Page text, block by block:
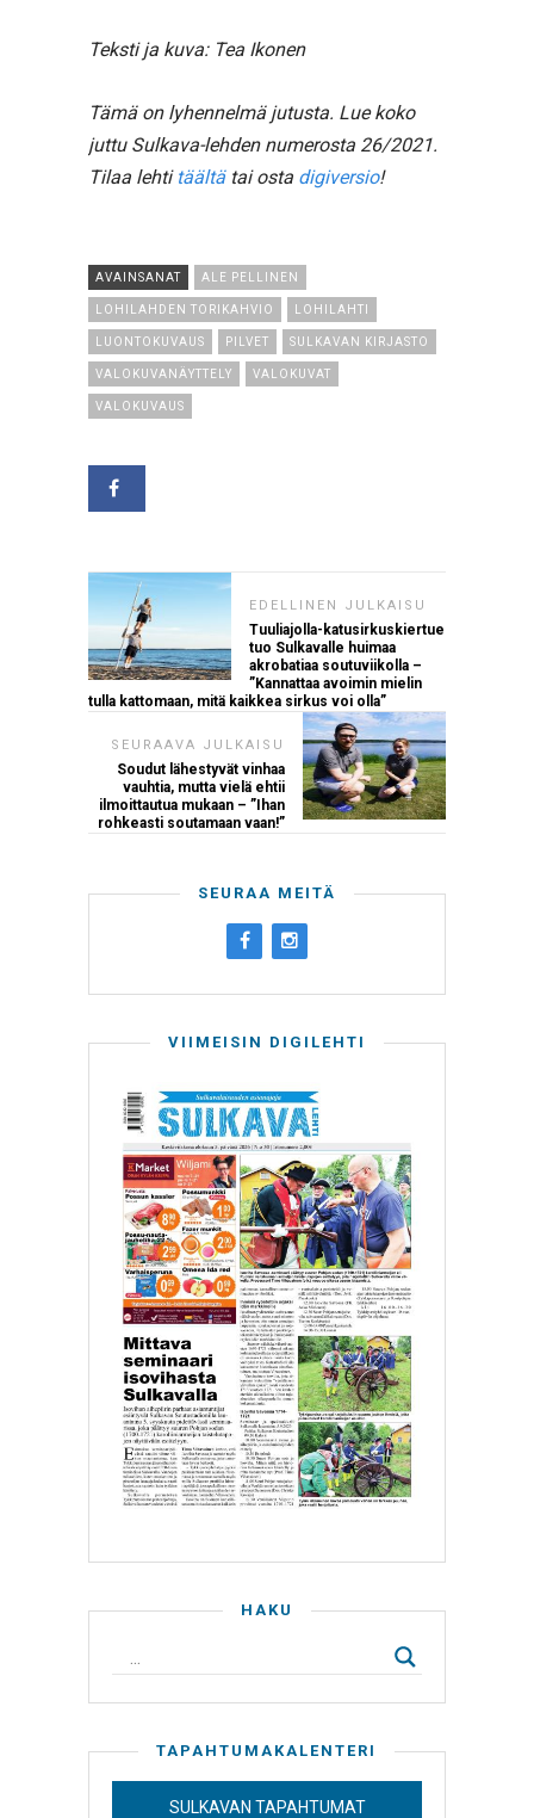
Teksti ja kuva: Tea Ikonen
Tämä on lyhennelmä jutusta. Lue koko
juttu Sulkava-lehden numerosta 26/2021.
Tilaa lehti täältätai osta digiversio!
AVAINSANAT ALE PELLINEN
LOHILAHDEN TORIKAHVIO LOHILAHTI
LUONTOKUVAUS PILVET SULKAVAN KIRJASTO
VALOKUVANÄYTTELY VALOKUVAT
VALOKUVAUS
EDELLINEN JULKAISU
Tuuliajolla-katusirkuskiertue
tuo Sulkavalle huimaa
akrobatiaa soutuviikolla –
”Kannattaa avoimin mielin
tulla kattomaan, mitä kaikkea sirkus voi olla”
SEURAAVA JULKAISU
Soudut lähestyvät vinhaa
vauhtia, mutta vielä ehtii
ilmoittautua mukaan – ”Ihan
rohkeasti soutamaan vaan!”
SEURAA MEITÄ
VIIMEISIN DIGILEHTI
HAKU
TAPAHTUMAKALENTERI
SULKAVAN TAPAHTUMAT